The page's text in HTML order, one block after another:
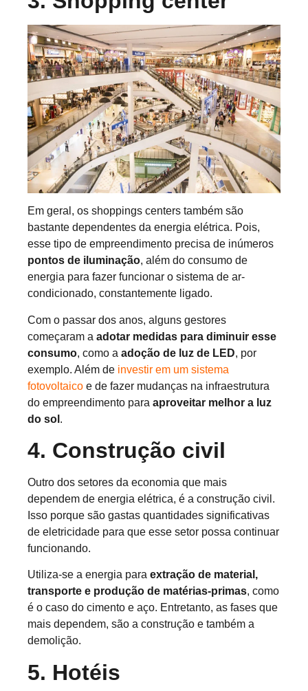
Em geral, os shoppings centers também são
bastante dependentes da energia elétrica. Pois,
esse tipo de empreendimento precisa de inúmeros
pontos de iluminação, além do consumo de
energia para fazer funcionar o sistema de ar-
condicionado, constantemente ligado.
Com o passar dos anos, alguns gestores
começaram a adotar medidas para diminuir esse
consumo, como a adoção de luz de LED, por
exemplo. Além de investir em um sistema
fotovoltaico e de fazer mudanças na infraestrutura
do empreendimento para aproveitar melhor a luz
do sol .
4. Construção civil
Outro dos setores da economia que mais
dependem de energia elétrica, é a construção civil.
Isso porque são gastas quantidades significativas
de eletricidade para que esse setor possa continuar
funcionando.
Utiliza-se a energia para extração de material,
transporte e produção de matérias-primas, como
é o caso do cimento e aço. Entretanto, as fases que
mais dependem, são a construção e também a
demolição.
5. Hotéis